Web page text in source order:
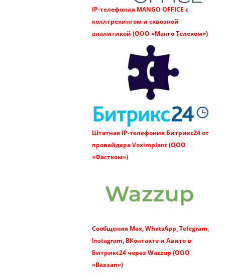
IP-телефония MANGO OFFICE с
коллтрекингом и сквозной
аналитикой (ООО «Манго Телеком»)
Штатная IP-телефония Битрикс24 от
провайдера Voximplant (ООО
«Фастком»)
Сообщения Max, WhatsApp, Telegram,
Instagram, ВКонтакте и Авито в
Битрикс24 через Wazzup (ООО
«Ваззап»)